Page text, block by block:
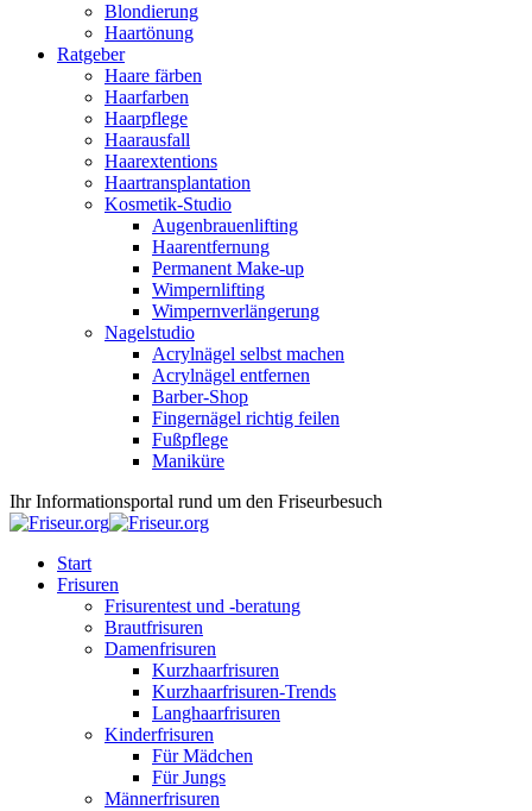
Blondierung
Haartönung
Ratgeber
Haare färben
Haarfarben
Haarpflege
Haarausfall
Haarextentions
Haartransplantation
Kosmetik-Studio
Augenbrauenlifting
Haarentfernung
Permanent Make-up
Wimpernlifting
Wimpernverlängerung
Nagelstudio
Acrylnägel selbst machen
Acrylnägel entfernen
Barber-Shop
Fingernägel richtig feilen
Fußpflege
Maniküre
Ihr Informationsportal rund um den Friseurbesuch
Start
Frisuren
Frisurentest und -beratung
Brautfrisuren
Damenfrisuren
Kurzhaarfrisuren
Kurzhaarfrisuren-Trends
Langhaarfrisuren
Kinderfrisuren
Für Mädchen
Für Jungs
Männerfrisuren